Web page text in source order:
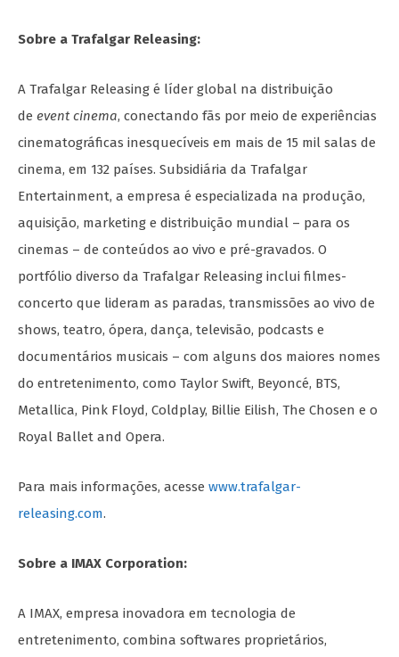
Sobre a Trafalgar Releasing:
A Trafalgar Releasing é líder global na distribuição
de event cinema, conectando fãs por meio de experiências
cinematográficas inesquecíveis em mais de 15 mil salas de
cinema, em 132 países. Subsidiária da Trafalgar
Entertainment, a empresa é especializada na produção,
aquisição, marketing e distribuição mundial – para os
cinemas – de conteúdos ao vivo e pré-gravados. O
portfólio diverso da Trafalgar Releasing inclui filmes-
concerto que lideram as paradas, transmissões ao vivo de
shows, teatro, ópera, dança, televisão, podcasts e
documentários musicais – com alguns dos maiores nomes
do entretenimento, como Taylor Swift, Beyoncé, BTS,
Metallica, Pink Floyd, Coldplay, Billie Eilish, The Chosen e o
Royal Ballet and Opera.
Para mais informações, acesse www.trafalgar-
releasing.com.
Sobre a IMAX Corporation:
A IMAX, empresa inovadora em tecnologia de
entretenimento, combina softwares proprietários,